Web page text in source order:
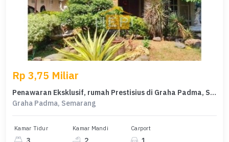
Rp 3,75 Miliar
Penawaran Eksklusif, rumah Prestisius di Graha Padma, Semarang, LB 200m²
Graha Padma, Semarang
Kamar Tidur Kamar Mandi Carport